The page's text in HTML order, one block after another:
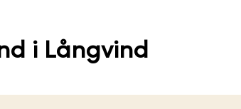
i Långvind